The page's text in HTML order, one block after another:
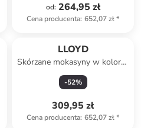
od: 264,95 zł
Cena producenta: 652,07 zł*
LLOYD
Skórzane mokasyny w kolorze
brązowym
-52%
309,95 zł
Cena producenta: 652,07 zł*